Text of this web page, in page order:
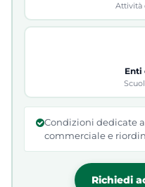
Attività
Enti
Condizioni dedicate
commerciale e
Richiedi